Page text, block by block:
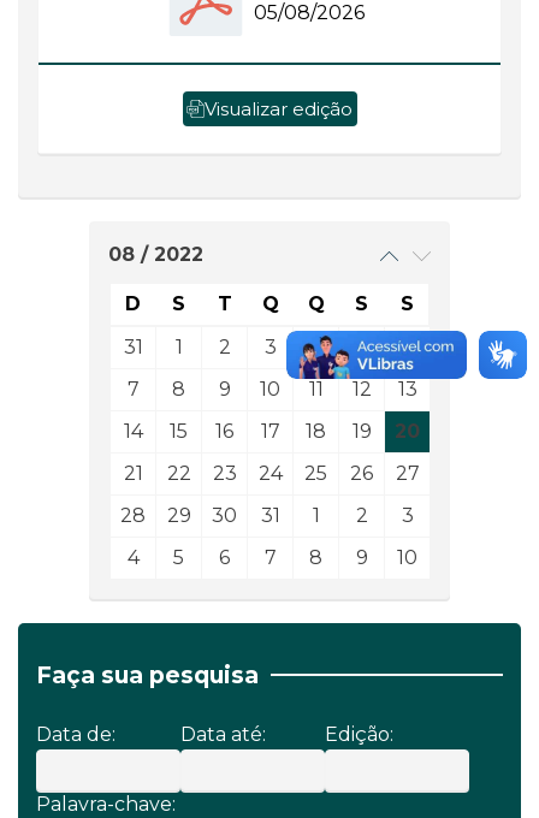
05/08/2026
Visualizar edição
08 / 2022
D S T Q Q S
S
31
1 2 3 4 5
6
7
8 9 10 11 12
13
14
15 16 17 18 19
20
21
22 23 24 25 26
27
28
29 30 31 1 2
3
4
5 6 7 8 9 10
Faça sua pesquisa
Data de: Data até: Edição:
Palavra-chave: